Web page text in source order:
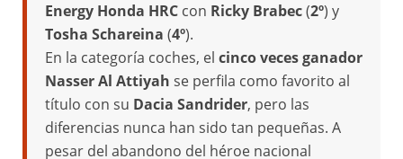
Energy Honda HRC con Ricky Brabec(2º) y
Tosha Schareina (4º).
En la categoría coches, el cinco veces ganador
Nasser Al Attiyah se perfila como favorito al
título con su Dacia Sandrider, pero las
diferencias nunca han sido tan pequeñas. A
pesar del abandono del héroe nacional